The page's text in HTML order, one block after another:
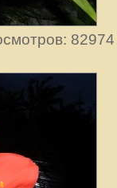
82974